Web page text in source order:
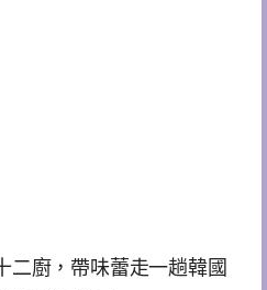
二廚，帶味蕾走一趟韓國